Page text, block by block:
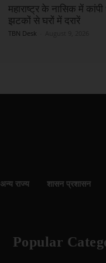
महाराष्ट्र के नासिक में
झटकों से घरों में दरारें
TBN Desk
अन्य राज्य शासन प्रशासन
Popular